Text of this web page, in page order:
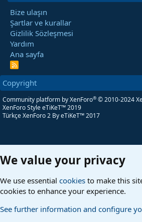
Bize ulaşın
Şartlar ve kurallar
Gizlilik Sözleşmesi
Yardım
Ana sayfa
R
S
Copyright
Community platform by XenForo® © 2010-2024
XenForo Style eTiKeT™ 2019
Türkçe XenForo 2 By eTiKeT™ 2017
We value your privacy
We use essential cookies to make this
cookies to enhance your experience.
See further information and configure